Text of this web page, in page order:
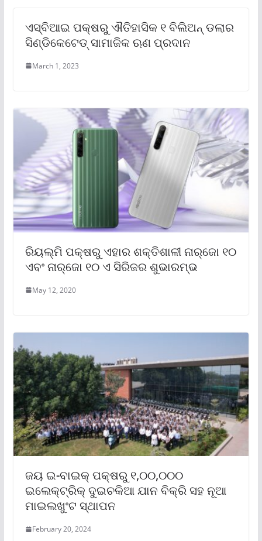
ଏସ୍‌ବିଆଇ ପକ୍ଷରୁ ଐତିହାସିକ ୧ ବିଲିଅନ୍ ଡଲାର
ସିଣ୍ଡିକେଟେଡ୍ ସାମାଜିକ ଋଣ ପ୍ରଦାନ
March 1, 2023
ରିୟଲ୍‌ମି ପକ୍ଷରୁ ଏହାର ଶକ୍ତିଶାଳୀ ନାର୍‌ଜୋ ୧୦
ଏବଂ ନାର୍‌ଜୋ ୧୦ ଏ ସିରିଜର ଶୁଭାରମ୍ଭ
May 12, 2020
ଜୟ ଇ-ବାଇକ୍ ପକ୍ଷରୁ ୧,୦୦,୦୦୦
ଇଲେକ୍ଟ୍ରିକ୍ ଦୁଇଚକିଆ ଯାନ ବିକ୍ରି ସହ ନୂଆ
ମାଇଲଖୁଂଟ ସ୍ଥାପନ
February 20, 2024